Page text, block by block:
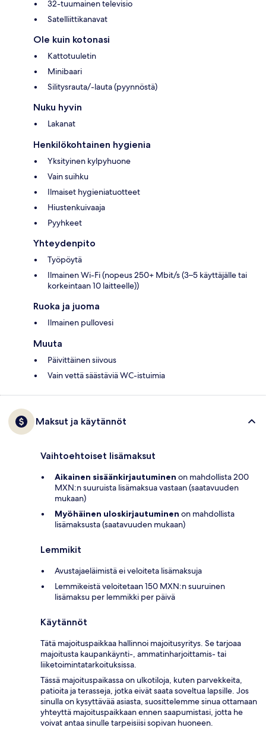
32-tuumainen televisio
Satelliittikanavat
Ole kuin kotonasi
Kattotuuletin
Minibaari
Silitysrauta/-lauta (pyynnöstä)
Nuku hyvin
Lakanat
Henkilökohtainen hygienia
Yksityinen kylpyhuone
Vain suihku
Ilmaiset hygieniatuotteet
Hiustenkuivaaja
Pyyhkeet
Yhteydenpito
Työpöytä
Ilmainen Wi-Fi (nopeus 250+ Mbit/s (3–5 käyttäjälle tai
korkeintaan 10 laitteelle))
Ruoka ja juoma
Ilmainen pullovesi
Muuta
Päivittäinen siivous
Vain vettä säästäviä WC-istuimia
Maksut ja käytännöt
Vaihtoehtoiset lisämaksut
Aikainen sisäänkirjautuminen on mahdollista 200
MXN:n suuruista lisämaksua vastaan (saatavuuden
mukaan)
Myöhäinen uloskirjautuminen on mahdollista
lisämaksusta (saatavuuden mukaan)
Lemmikit
Avustajaeläimistä ei veloiteta lisämaksuja
Lemmikeistä veloitetaan 150 MXN:n suuruinen
lisämaksu per lemmikki per päivä
Käytännöt
Tätä majoituspaikkaa hallinnoi majoitusyritys. Se tarjoaa
majoitusta kaupankäynti-, ammatinharjoittamis- tai
liiketoimintatarkoituksissa.
Tässä majoituspaikassa on ulkotiloja, kuten parvekkeita,
patioita ja terasseja, jotka eivät saata soveltua lapsille. Jos
sinulla on kysyttävää asiasta, suosittelemme sinua ottamaan
yhteyttä majoituspaikkaan ennen saapumistasi, jotta he
voivat antaa sinulle tarpeisiisi sopivan huoneen.